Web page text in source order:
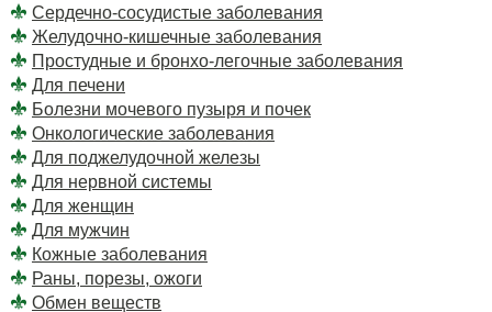
Сердечно-сосудистые заболевания
Желудочно-кишечные заболевания
Простудные и бронхо-легочные заболевания
Для печени
Болезни мочевого пузыря и почек
Онкологические заболевания
Для поджелудочной железы
Для нервной системы
Для женщин
Для мужчин
Кожные заболевания
Раны, порезы, ожоги
Обмен веществ